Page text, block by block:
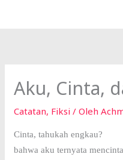
Aku, Cinta,
Catatan, Fiksi / Oleh
Cinta, tahukah engkau?
bahwa aku ternyata